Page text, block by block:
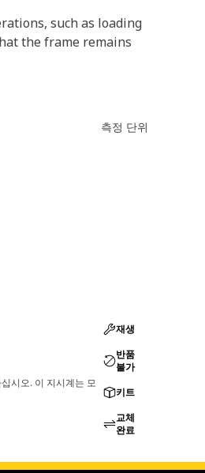
such as loading
the frame remains
측정 단위
시오. 이 지시계는 모
재생
반품
불가
키트
교체
완료